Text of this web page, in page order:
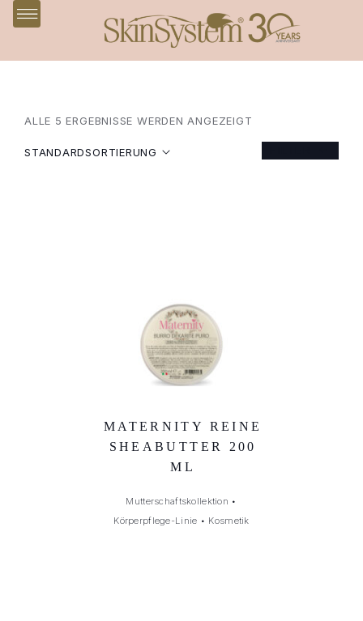
ALLE 5 ERGEBNISSE WERDEN ANGEZEIGT
STANDARDSORTIERUNG
MATERNITY REINE
SHEABUTTER 200
ML
Mutterschaftskollektion •
Körperpflege-Linie • Kosmetik